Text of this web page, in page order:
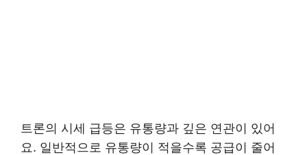
트론의 시세 급등은 유통량과 깊은 연관이 있어
요. 일반적으로 유통량이 적을수록 공급이 줄어